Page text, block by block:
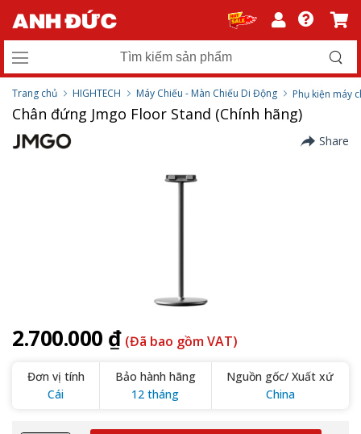
Trang chủ HIGHTECH Máy Chiếu - Màn Chiếu Di Động Phụ kiện máy
Chân đứng Jmgo Floor Stand (Chính hãng)
Share
2.700.000 ₫ (Đã bao gồm VAT)
Đơn vị tính
Cái
Bảo hành hãng
12 tháng
Nguồn gốc/ Xuất xứ
China